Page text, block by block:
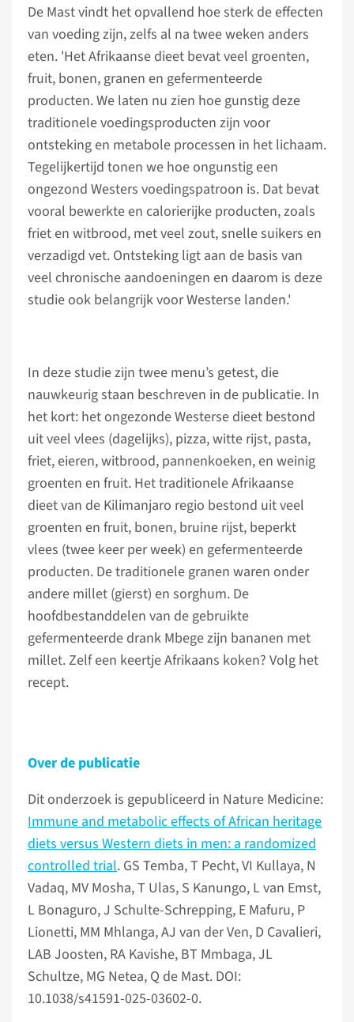
De Mast vindt het opvallend hoe sterk de effecten
van voeding zijn, zelfs al na twee weken anders
eten. 'Het Afrikaanse dieet bevat veel groenten,
fruit, bonen, granen en gefermenteerde
producten. We laten nu zien hoe gunstig deze
traditionele voedingsproducten zijn voor
ontsteking en metabole processen in het lichaam.
Tegelijkertijd tonen we hoe ongunstig een
ongezond Westers voedingspatroon is. Dat bevat
vooral bewerkte en calorierijke producten, zoals
friet en witbrood, met veel zout, snelle suikers en
verzadigd vet. Ontsteking ligt aan de basis van
veel chronische aandoeningen en daarom is deze
studie ook belangrijk voor Westerse landen.'
In deze studie zijn twee menu’s getest, die
nauwkeurig staan beschreven in de publicatie. In
het kort: het ongezonde Westerse dieet bestond
uit veel vlees (dagelijks), pizza, witte rijst, pasta,
friet, eieren, witbrood, pannenkoeken, en weinig
groenten en fruit. Het traditionele Afrikaanse
dieet van de Kilimanjaro regio bestond uit veel
groenten en fruit, bonen, bruine rijst, beperkt
vlees (twee keer per week) en gefermenteerde
producten. De traditionele granen waren onder
andere millet (gierst) en sorghum. De
hoofdbestanddelen van de gebruikte
gefermenteerde drank Mbege zijn bananen met
millet. Zelf een keertje Afrikaans koken? Volg het
recept.
Over de publicatie
Dit onderzoek is gepubliceerd in Nature Medicine:
Immune and metabolic effects of African heritage
diets versus Western diets in men: a randomized
controlled trial. GS Temba, T Pecht, VI Kullaya, N
Vadaq, MV Mosha, T Ulas, S Kanungo, L van Emst,
L Bonaguro, J Schulte-Schrepping, E Mafuru, P
Lionetti, MM Mhlanga, AJ van der Ven, D Cavalieri,
LAB Joosten, RA Kavishe, BT Mmbaga, JL
Schultze, MG Netea, Q de Mast. DOI:
10.1038/s41591-025-03602-0.